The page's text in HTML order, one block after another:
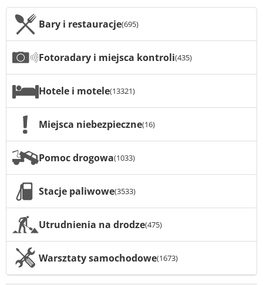
Bary i restauracje(695)
Fotoradary i miejsca kontroli(435)
Hotele i motele(13321)
Miejsca niebezpieczne(16)
Pomoc drogowa(1033)
Stacje paliwowe(3533)
Utrudnienia na drodze(475)
Warsztaty samochodowe(1673)